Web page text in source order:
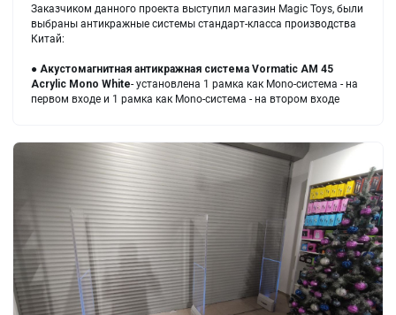
Заказчиком данного проекта выступил магазин Magic Toys, были
выбраны антикражные системы стандарт-класса производства
Китай:
● Акустомагнитная антикражная система Vormatic AM 45
Acrylic Mono White- установлена 1 рамка как Mono-система - на
первом входе и 1 рамка как Mono-система - на втором входе